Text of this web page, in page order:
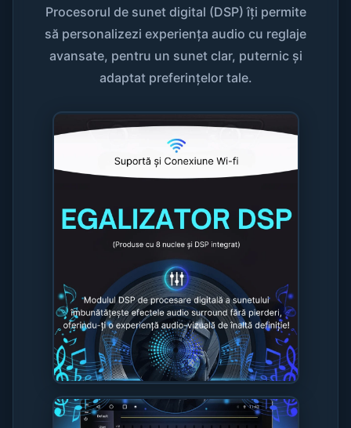
Procesorul de sunet digital (DSP) îți permite
să personalizezi experiența audio cu reglaje
avansate, pentru un sunet clar, puternic și
adaptat preferințelor tale.